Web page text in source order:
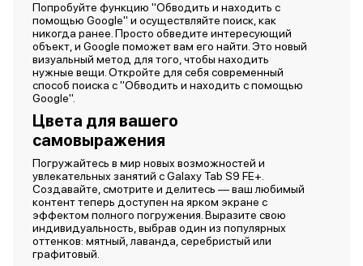
Попробуйте функцию "Обводить и находить с
помощью Google" и осуществляйте поиск, как
никогда ранее. Просто обведите интересующий
объект, и Google поможет вам его найти. Это новый
визуальный метод для того, чтобы находить
нужные вещи. Откройте для себя современный
способ поиска с "Обводить и находить с помощью
Google".
Цвета для вашего
самовыражения
Погружайтесь в мир новых возможностей и
увлекательных занятий с Galaxy Tab S9 FE+.
Создавайте, смотрите и делитесь — ваш любимый
контент теперь доступен на ярком экране с
эффектом полного погружения. Выразите свою
индивидуальность, выбрав один из популярных
оттенков: мятный, лаванда, серебристый или
графитовый.